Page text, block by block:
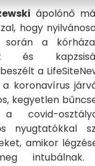
ápolónő
hogy
során a
és
a
koronavírus
kegyetlen
covid-
nyugtatókkal
amikor